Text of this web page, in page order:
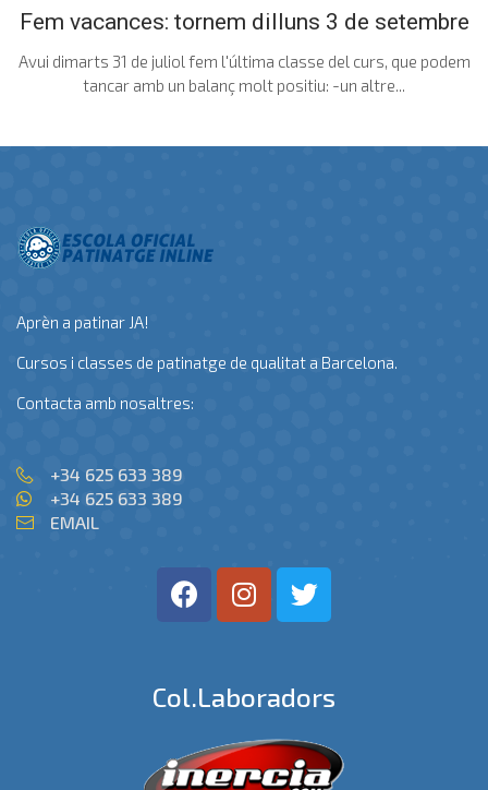
Fem vacances: tornem dilluns 3 de setembre
Avui dimarts 31 de juliol fem l'última classe del curs, que podem
tancar amb un balanç molt positiu: -un altre...
Aprèn a patinar JA!
Cursos i classes de patinatge de qualitat a Barcelona.
Contacta amb nosaltres:
+34 625 633 389
+34 625 633 389
EMAIL
Col.laboradors